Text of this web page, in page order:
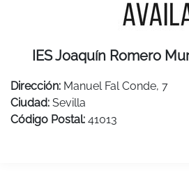
IES Joaquín Romero
Dirección: Manuel Fal Conde, 7
Ciudad: Sevilla
Código Postal: 41013